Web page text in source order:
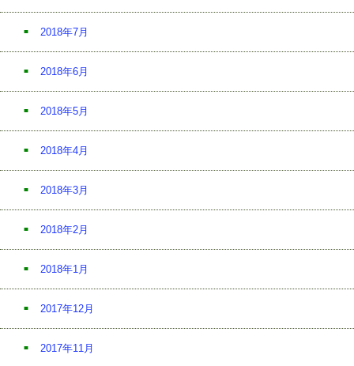
2018年7月
2018年6月
2018年5月
2018年4月
2018年3月
2018年2月
2018年1月
2017年12月
2017年11月